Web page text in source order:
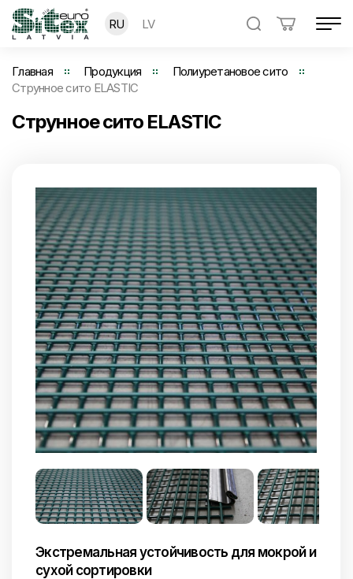
RU LV
Главная Продукция
Полиуретановое сито
Струнное сито ELASTIC
Струнное сито ELASTIC
Экстремальная устойчивость для мокрой и
сухой сортировки